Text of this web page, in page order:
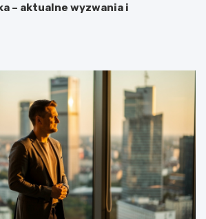
– aktualne wyzwania i